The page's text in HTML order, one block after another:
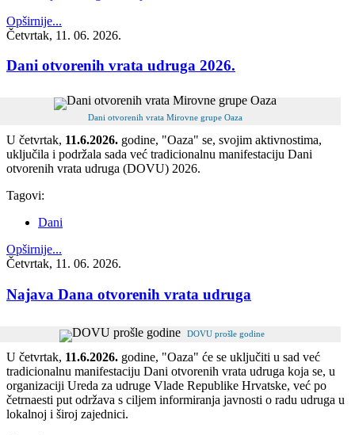
Opširnije...
Četvrtak, 11. 06. 2026.
Dani otvorenih vrata udruga 2026.
Dani otvorenih vrata Mirovne grupe Oaza
U četvrtak, 11.6.2026. godine, "Oaza" se, svojim aktivnostima,
uključila i podržala sada već tradicionalnu manifestaciju Dani
otvorenih vrata udruga (DOVU) 2026.
Tagovi:
Dani
Opširnije...
Četvrtak, 11. 06. 2026.
Najava Dana otvorenih vrata udruga
DOVU prošle godine
U četvrtak, 11.6.2026. godine, "Oaza" će se uključiti u sad već
tradicionalnu manifestaciju Dani otvorenih vrata udruga koja se, u
organizaciji Ureda za udruge Vlade Republike Hrvatske, već po
četrnaesti put održava s ciljem informiranja javnosti o radu udruga u
lokalnoj i široj zajednici.